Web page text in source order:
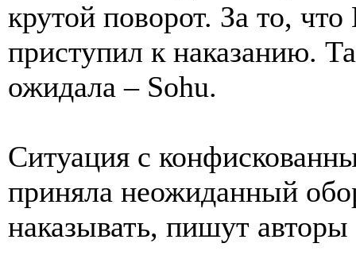
крутой поворот. За то,
приступил к наказанию.
ожидала – Sohu.
Ситуация с
приняла неожиданный
наказывать, пишут авторы